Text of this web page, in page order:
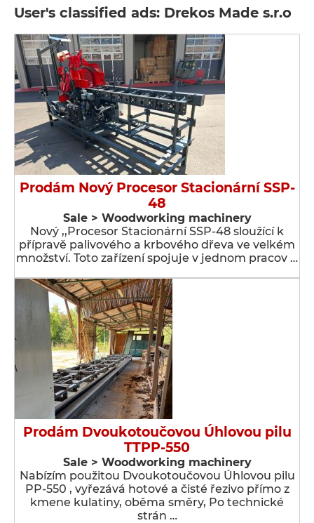
User's classified ads: Drekos Made s.r.o
Prodám Nový Procesor Stacionární SSP-
48
Sale > Woodworking machinery
Nový ,,Procesor Stacionární SSP-48 sloužící k
přípravě palivového a krbového dřeva ve velkém
množství. Toto zařízení spojuje v jednom pracov …
Prodám Dvoukotoučovou Úhlovou pilu
TTPP-550
Sale > Woodworking machinery
Nabízím použitou Dvoukotoučovou Úhlovou pilu
PP-550 , vyřezává hotové a čisté řezivo přímo z
kmene kulatiny, oběma směry, Po technické
strán …